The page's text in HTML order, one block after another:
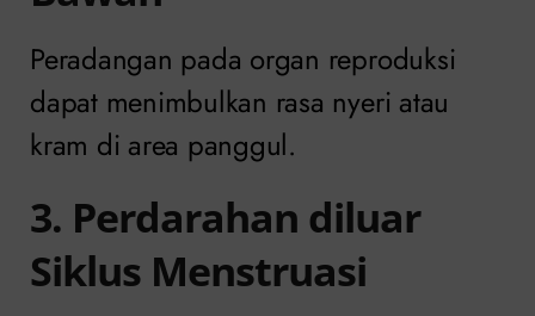
Peradangan pada organ reproduksi
dapat menimbulkan rasa nyeri atau
kram di area panggul.
3. Perdarahan diluar
Siklus Menstruasi